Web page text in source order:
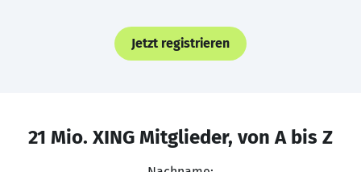
Jetzt registrieren
21 Mio. XING Mitglieder, von A bis Z